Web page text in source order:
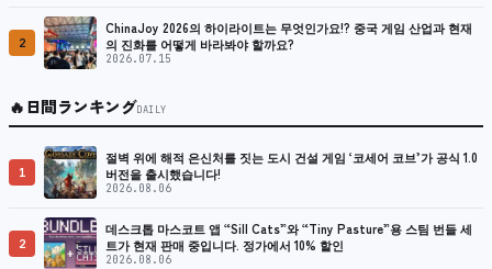
2
ChinaJoy 2026의 하이라이트는 무엇인가요!? 중국 게임 산업과 현재
의 진화를 어떻게 바라봐야 할까요?
2026.07.15
🔥日間ランキングDAILY
1
절벽 위에 해적 은신처를 짓는 도시 건설 게임 ‘코세어 코브’가 공식 1.0
버전을 출시했습니다!
2026.08.06
2
데스크톱 마스코트 앱 “Sill Cats”와 “Tiny Pasture”용 스팀 번들 세
트가 현재 판매 중입니다. 정가에서 10% 할인
2026.08.06